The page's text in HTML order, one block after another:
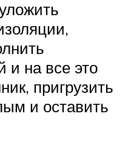
и на все это
пригрузить
и оставить